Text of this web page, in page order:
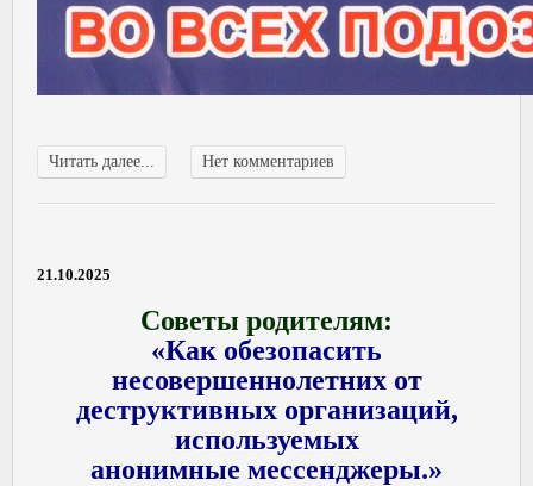
Читать далее... Нет комментариев
21.10.2025
Советы родителям:
«Как обезопасить
несовершеннолетних от
деструктивных организаций,
используемых
анонимные мессенджеры.»